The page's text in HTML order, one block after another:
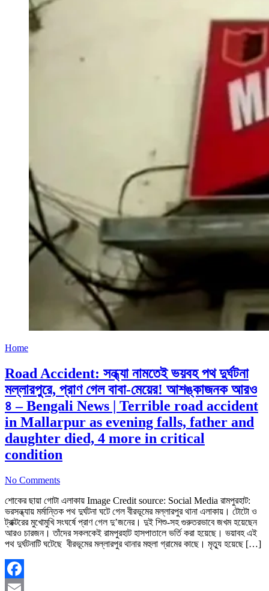
Home
Road Accident: সন্ধ্যা নামতেই ভয়বহ পথ দুর্ঘটনা
মল্লারপুরে, প্রাণ গেল বাবা-মেয়ের! আশঙ্কাজনক আরও
৪ – Bengali News | Terrible road accident
in Mallarpur as evening falls, father and
daughter died, 4 more in critical
condition
No Comments
শোকের ছায়া গোটা এলাকায় Image Credit source: Social Media রামপুরহাট:
ভরসন্ধ্যায় মর্মান্তিক পথ দুর্ঘটনা ঘটে গেল বীরভূমের মল্লারপুর থানা এলাকায়। টোটো ও
ট্রাক্টরের মুখোমুখি সংঘর্ষে প্রাণ গেল দু’জনের। দুই শিশু-সহ গুরুতরভাবে জখম হয়েছেন
আরও চারজন। তাঁদের সকলকেই রামপুরহাট হাসপাতালে ভর্তি করা হয়েছে। ভয়াবহ এই
পথ দুর্ঘটনাটি ঘটেছে বীরভূমের মল্লারপুর থানার মহুলা গ্রামের কাছে। মৃত্যু হয়েছে […]
Facebook